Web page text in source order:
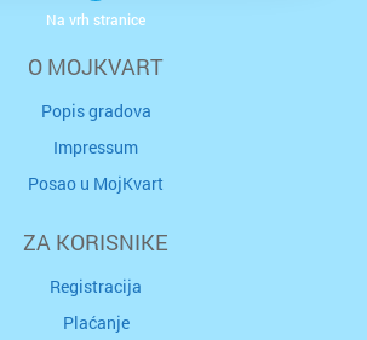
O MOJKVART
Popis gradova
Impressum
Posao u MojKvart
ZA KORISNIKE
Registracija
Plaćanje
Na vrh stranice